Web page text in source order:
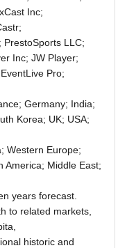
Inc;
PrestoSports LLC;
Inc; JW Player;
Pro;
Germany; India;
Korea; UK; USA;
Western Europe;
America; Middle East;
years forecast.
to related markets,
historic and